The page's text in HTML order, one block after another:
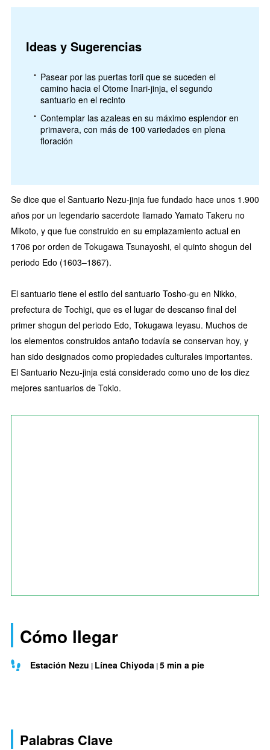
Ideas y Sugerencias
Pasear por las puertas torii que se suceden el
camino hacia el Otome Inari-jinja, el segundo
santuario en el recinto
Contemplar las azaleas en su máximo esplendor en
primavera, con más de 100 variedades en plena
floración
Se dice que el Santuario Nezu-jinja fue fundado hace unos 1.900
años por un legendario sacerdote llamado Yamato Takeru no
Mikoto, y que fue construido en su emplazamiento actual en
1706 por orden de Tokugawa Tsunayoshi, el quinto shogun del
periodo Edo (1603–1867).
El santuario tiene el estilo del santuario Tosho-gu en Nikko,
prefectura de Tochigi, que es el lugar de descanso final del
primer shogun del periodo Edo, Tokugawa Ieyasu. Muchos de
los elementos construidos antaño todavía se conservan hoy, y
han sido designados como propiedades culturales importantes.
El Santuario Nezu-jinja está considerado como uno de los diez
mejores santuarios de Tokio.
Cómo llegar
Estación Nezu Línea Chiyoda 5 min a pie
Palabras Clave